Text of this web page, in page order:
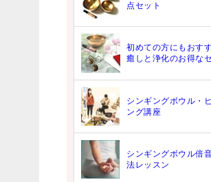
点セット
初めての方にもおす
癒しと浄化のお得な
シンギングボウル・
ング講座
シンギングボウル倍
法レッスン